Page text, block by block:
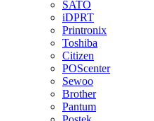
SATO
iDPRT
Printronix
Toshiba
Citizen
POScenter
Sewoo
Brother
Pantum